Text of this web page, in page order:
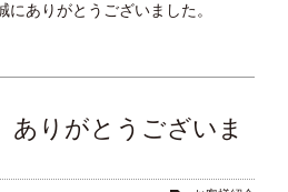
ありがとうございました。
りがとうございま